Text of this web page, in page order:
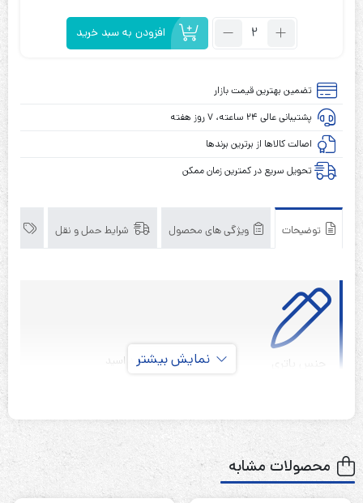
تعداد:
12
65
آمپر
ساعت
RITAR
افزودن به سبد خرید
تضمین بهترین قیمت بازار
پشتیبانی عالی ۲۴ ساعته، ۷ روز هفته
اصالت کالاها از برترین برندها
تحویل سریع در کمترین زمان ممکن
توضیحات ویژگی های محصول شرایط حمل و نقل
جنس باتری سیلد لید اسید
آمپر باتری
گارانتی 6 ماه
سال تولید
نمایش بیشتر
محصولات مشابه